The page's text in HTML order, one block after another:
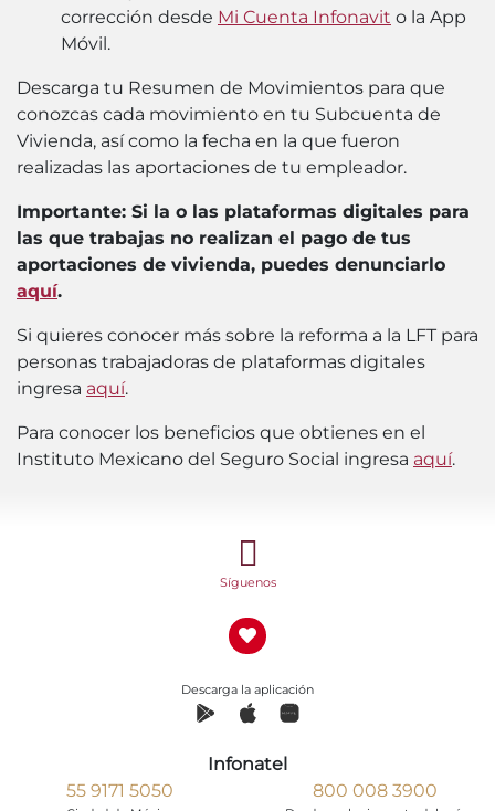
corrección desde Mi Cuenta Infonavit o la App
Móvil.
Descarga tu Resumen de Movimientos para que
conozcas cada movimiento en tu Subcuenta de
Vivienda, así como la fecha en la que fueron
realizadas las aportaciones de tu empleador.
Importante: Si la o las plataformas digitales para
las que trabajas no realizan el pago de tus
aportaciones de vivienda, puedes denunciarlo
aquí.
Si quieres conocer más sobre la reforma a la LFT para
personas trabajadoras de plataformas digitales
ingresa aquí.
Para conocer los beneficios que obtienes en el
Instituto Mexicano del Seguro Social ingresa aquí.
Síguenos
Descarga la aplicación
Infonatel
55 9171 5050
800 008 3900